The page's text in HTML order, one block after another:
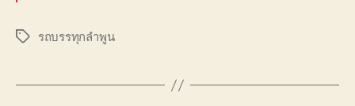
Tagsรถบรรทุกลำพูน